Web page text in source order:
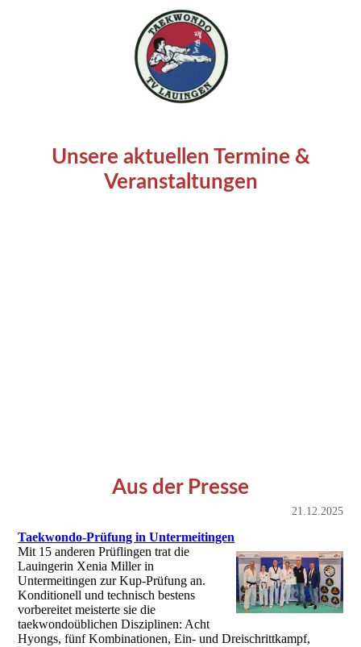
Unsere aktuellen Termine &
Veranstaltungen
Aus der Presse
21.12.2025
Taekwondo-Prüfung in Untermeitingen
Mit 15 anderen Prüflingen trat die
Lauingerin Xenia Miller in
Untermeitingen zur Kup-Prüfung an.
Konditionell und technisch bestens
vorbereitet meisterte sie die
taekwondoüblichen Disziplinen: Acht
Hyongs, fünf Kombinationen, Ein- und Dreischrittkampf,